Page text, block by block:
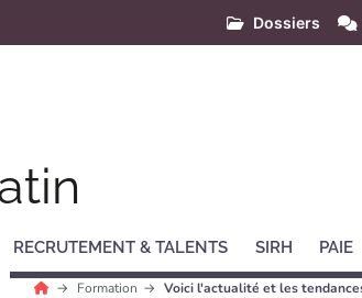
Dossiers
RECRUTEMENT & TALENTS SIRH PAIE
Formation Voici l'actualité et les